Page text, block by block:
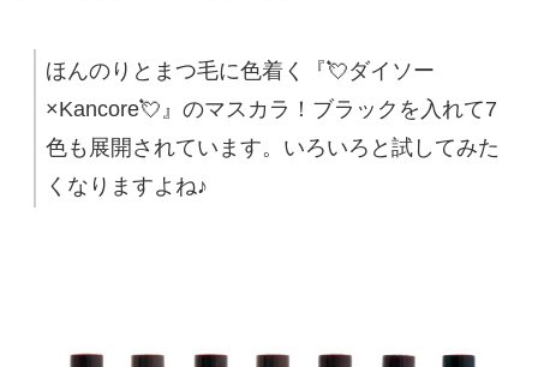
ほんのりとまつ毛に色着く『💘ダイソー
×Kancore💘』のマスカラ！ブラックを入れて7
色も展開されています。いろいろと試してみた
くなりますよね♪